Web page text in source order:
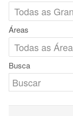
Áreas
Busca